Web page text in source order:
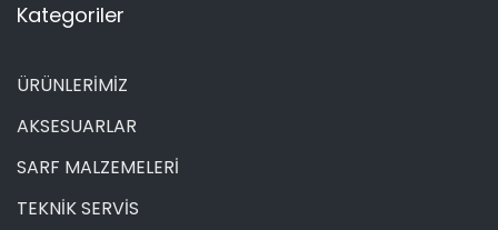
Kategoriler
ÜRÜNLERİMİZ
AKSESUARLAR
SARF MALZEMELERİ
TEKNİK SERVİS